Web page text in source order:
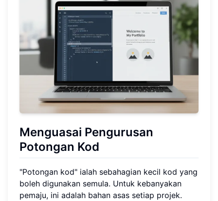
Menguasai Pengurusan
Potongan Kod
"Potongan kod" ialah sebahagian kecil kod yang
boleh digunakan semula. Untuk kebanyakan
pemaju, ini adalah bahan asas setiap projek.